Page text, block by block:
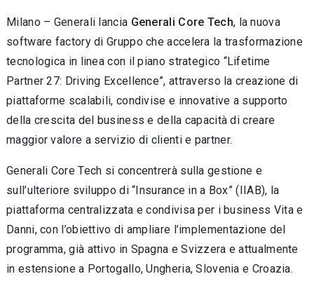
Milano – Generali lancia Generali Core Tech, la nuova
software factory di Gruppo che accelera la trasformazione
tecnologica in linea con il piano strategico “Lifetime
Partner 27: Driving Excellence”, attraverso la creazione di
piattaforme scalabili, condivise e innovative a supporto
della crescita del business e della capacità di creare
maggior valore a servizio di clienti e partner.
Generali Core Tech si concentrerà sulla gestione e
sull’ulteriore sviluppo di “Insurance in a Box” (IIAB), la
piattaforma centralizzata e condivisa per i business Vita e
Danni, con l’obiettivo di ampliare l’implementazione del
programma, già attivo in Spagna e Svizzera e attualmente
in estensione a Portogallo, Ungheria, Slovenia e Croazia.